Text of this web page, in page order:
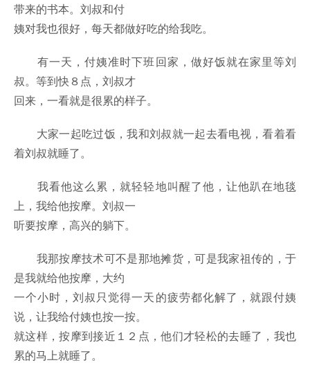
带来的书本。刘叔和付
姨对我也很好，每天都做好吃的给我吃。
有一天，付姨准时下班回家，做好饭就在家里等刘
叔。等到快８点，刘叔才
回来，一看就是很累的样子。
大家一起吃过饭，我和刘叔就一起去看电视，看着看
着刘叔就睡了。
我看他这么累，就轻轻地叫醒了他，让他趴在地毯
上，我给他按摩。刘叔一
听要按摩，高兴的躺下。
我那按摩技术可不是那地摊货，可是我家祖传的，于
是我就给他按摩，大约
一个小时，刘叔只觉得一天的疲劳都化解了，就跟付姨
说，让我给付姨也按一按。
就这样，按摩到接近１２点，他们才轻松的去睡了，我也
累的马上就睡了。